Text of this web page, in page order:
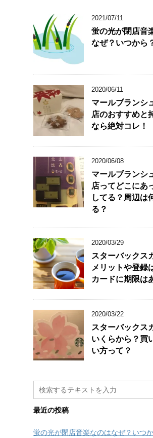
2021/07/11
蛍の光が閉店音
なぜ？いつから
2020/06/11
マールブランシ
店のおすすめと
なら絶対コレ！
2020/06/08
マールブランシ
店ってどこにあ
してる？周辺は
る？
2020/03/29
スターバックス
メリットや登録
カードに期限は
2020/03/22
スターバックス
いくらから？買
い方って？
最近の投稿
蛍の光が閉店音楽なのはなぜ？いつ